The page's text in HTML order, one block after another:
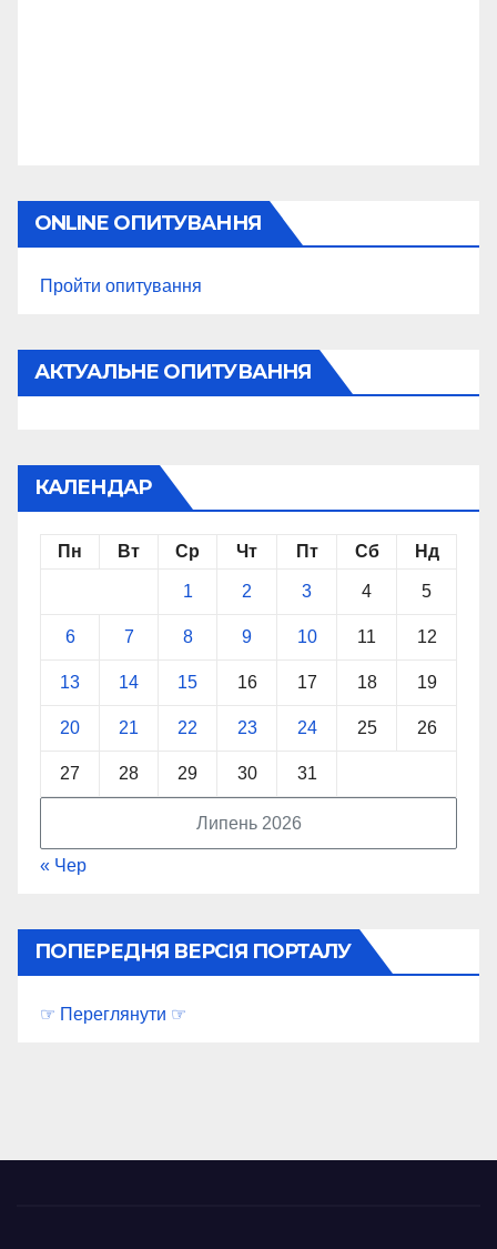
ONLINE ОПИТУВАННЯ
Пройти опитування
АКТУАЛЬНЕ ОПИТУВАННЯ
КАЛЕНДАР
Липень 2026
Пн Вт Ср Чт Пт Сб Нд
1 2 3 4 5
6 7 8 9 10 11 12
13 14 15 16 17 18 19
20 21 22 23 24 25 26
27 28 29 30 31
« Чер
ПОПЕРЕДНЯ ВЕРСІЯ ПОРТАЛУ
☞ Переглянути ☞